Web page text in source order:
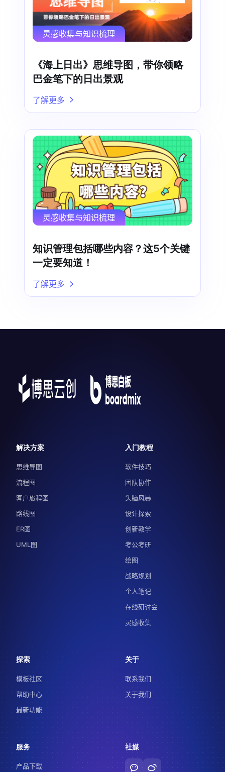
灵感收集与知识梳理
《海上日出》思维导图，带你领略
巴金笔下的日出景观
了解更多
灵感收集与知识梳理
知识管理包括哪些内容？这5个关键
一定要知道！
了解更多
解决方案
思维导图
流程图
客户旅程图
路线图
ER图
UML图
入门教程
软件技巧
团队协作
头脑风暴
设计探索
创新教学
考公考研
绘图
战略规划
个人笔记
在线研讨会
灵感收集
探索
模板社区
帮助中心
最新功能
关于
联系我们
关于我们
服务
产品下载
社媒